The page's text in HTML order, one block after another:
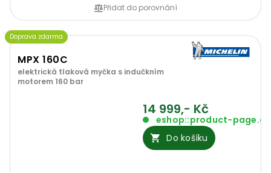
Přidat do porovnání
Doprava zdarma
MPX 160C
elektrická tlaková myčka s indučkním
motorem 160 bar
14 999,- Kč
eshop::product-
Do košíku